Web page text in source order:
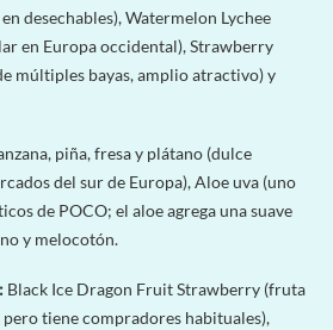
desechables), Watermelon Lychee
en Europa occidental), Strawberry
múltiples bayas, amplio atractivo) y
piña, fresa y plátano (dulce
del sur de Europa), Aloe uva (uno
de POCO; el aloe agrega una suave
y melocotón.
Black Ice Dragon Fruit Strawberry (fruta
tiene compradores habituales),